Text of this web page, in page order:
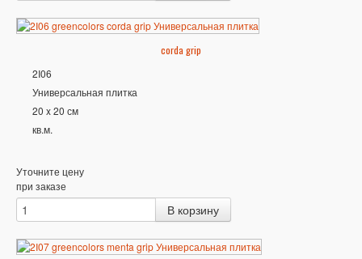
corda grip
2I06
Универсальная плитка
20 x 20 см
кв.м.
Уточните цену
при заказе